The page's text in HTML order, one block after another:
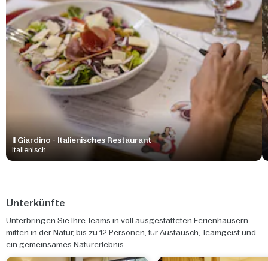
Il Giardino - Italienisches Restaurant
Italienisch
Unterkünfte
Unterbringen Sie Ihre Teams in voll ausgestatteten Ferienhäusern
mitten in der Natur, bis zu 12 Personen, für Austausch, Teamgeist und
ein gemeinsames Naturerlebnis.